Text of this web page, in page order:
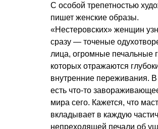
С особой трепетностью
пишет женские образы.
«Нестеровских» женщин
сразу — точеные
лица, огромные печальные
которых отражаются
внутренние переживания.
есть что-то
мира сего. Кажется, что
вкладывает в каждую
непреходящей печали об